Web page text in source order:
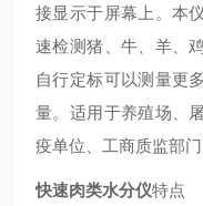
接显示于屏幕上。本
速检测猪、牛、羊、
自行定标可以测量更
量。适用于养殖场、
疫单位、工商质监部
快速肉类水分仪特点